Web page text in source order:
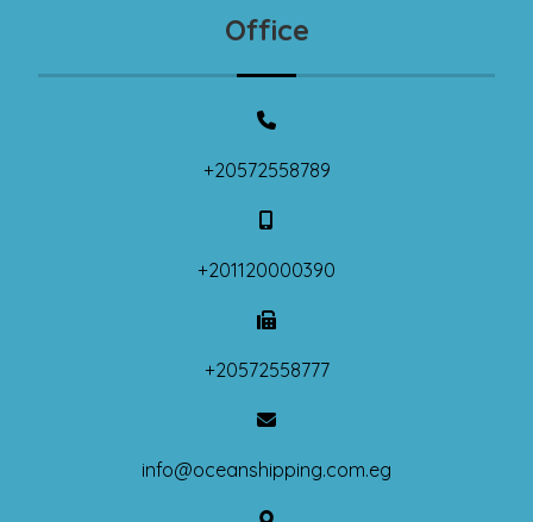
Office
+20572558789
+201120000390
+20572558777
info@oceanshipping.com.eg